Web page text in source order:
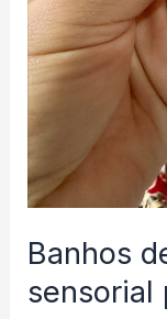
Banhos
sensorial